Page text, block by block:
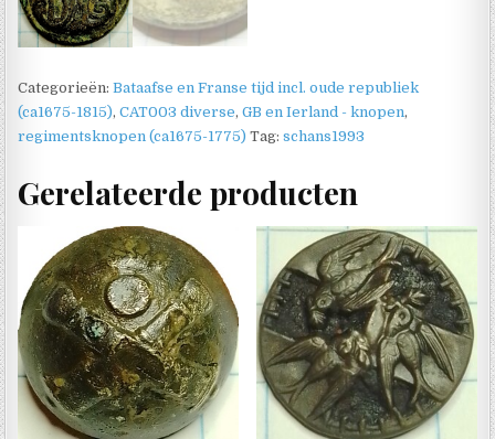
Categorieën:Bataafse en Franse tijd incl. oude republiek
(ca1675-1815),CAT003 diverse,GB en Ierland - knopen,
regimentsknopen (ca1675-1775) Tag:schans1993
Gerelateerde producten